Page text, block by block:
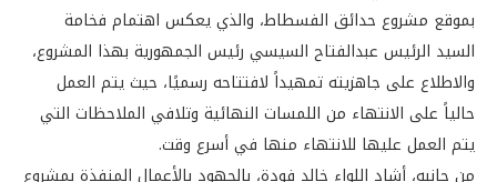
بموقع مشروع حدائق الفسطاط، والذي يعكس اهتمام فخامة
السيد الرئيس عبدالفتاح السيسي رئيس الجمهورية بهذا المشروع،
والاطلاع على جاهزيته تمهيداً لافتتاحه رسميًا، حيث يتم العمل
حالياً على الانتهاء من اللمسات النهائية وتلافي الملاحظات التي
يتم العمل عليها للانتهاء منها في أسرع وقت.
من جانبه، أشاد اللواء خالد فودة، بالجهود بالأعمال المنفذة بمشروع